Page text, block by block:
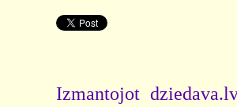
Izmantojot